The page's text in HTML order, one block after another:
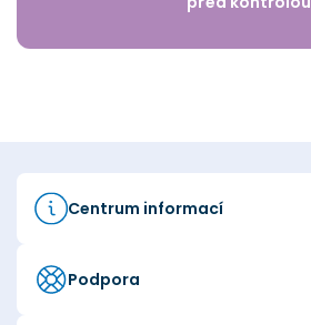
Centrum informací
Podpora